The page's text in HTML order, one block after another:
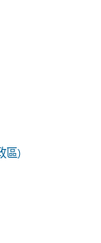
區)